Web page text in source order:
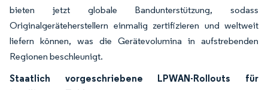
bieten jetzt globale Bandunterstützung, sodass
Originalgeräteherstellern einmalig zertifizieren und weltweit
liefern können, was die Gerätevolumina in aufstrebenden
Regionen beschleunigt.
Staatlich vorgeschriebene LPWAN-Rollouts für